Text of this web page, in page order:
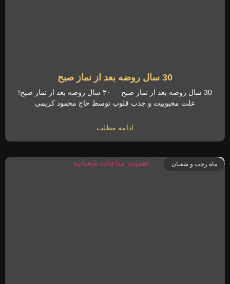
30 سال روضه بعد از نماز صبح
30 سال روضه بعد از نماز صبح ۳۰ سال روضه بعد از نماز صبح!
علت محبوبیت و جذب قلوب توسط حاج محمود کریمی
ادامه مطلب
ماه رجب و شعبان